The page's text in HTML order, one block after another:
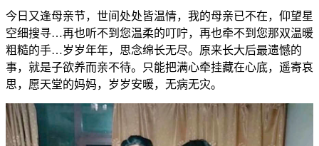
今日又逢母亲节，世间处处皆温情，我的母亲已不在，仰望星
空细搜寻…再也听不到您温柔的叮咛，再也牵不到您那双温暖
粗糙的手…岁岁年年，思念绵长无尽。原来长大后最遗憾的
事，就是子欲养而亲不待。只能把满心牵挂藏在心底，遥寄哀
思，愿天堂的妈妈，岁岁安暖，无病无灾。